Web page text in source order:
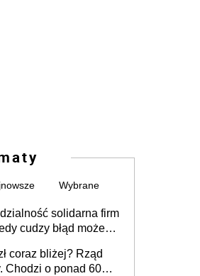
Wybrane
solidarna firm
cudzy błąd może
coraz bliżej? Rząd
Chodzi o ponad 60